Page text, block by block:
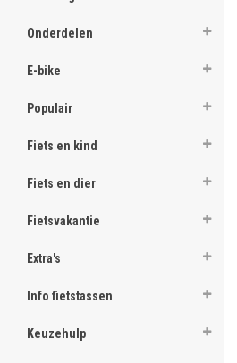
Onderdelen
E-bike
Populair
Fiets en kind
Fiets en dier
Fietsvakantie
Extra's
Info fietstassen
Keuzehulp